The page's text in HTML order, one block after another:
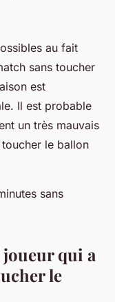
au fait
sans toucher
est
Il est probable
un très mauvais
le ballon
qui a
le